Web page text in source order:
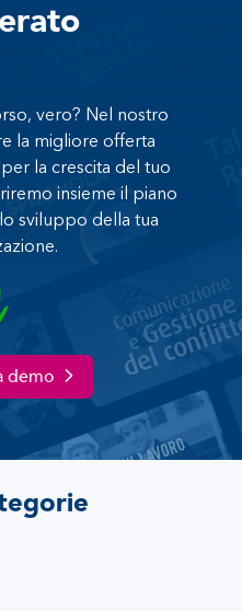
vero? Nel nostro
la migliore offerta
la crescita del tuo
insieme il piano
sviluppo della tua
demo